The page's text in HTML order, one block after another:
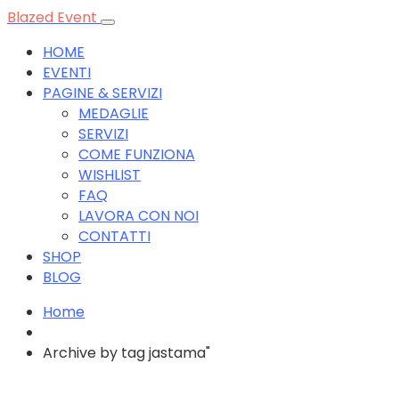
Blazed Event
HOME
EVENTI
PAGINE & SERVIZI
MEDAGLIE
SERVIZI
COME FUNZIONA
WISHLIST
FAQ
LAVORA CON NOI
CONTATTI
SHOP
BLOG
Home
Archive by tag jastama"